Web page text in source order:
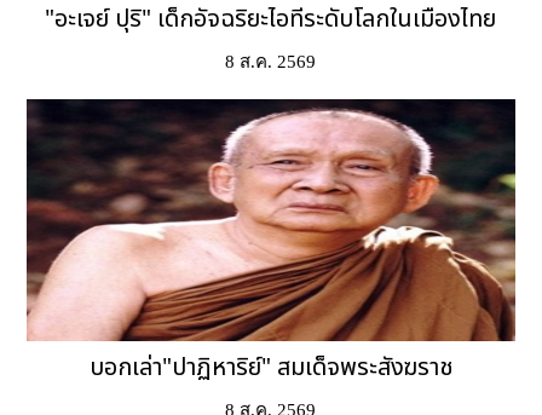
"อะเจย์ ปุริ" เด็กอัจฉริยะไอทีระดับโลกในเมืองไทย
8 ส.ค. 2569
บอกเล่า"ปาฏิหาริย์" สมเด็จพระสังฆราช
8 ส.ค. 2569